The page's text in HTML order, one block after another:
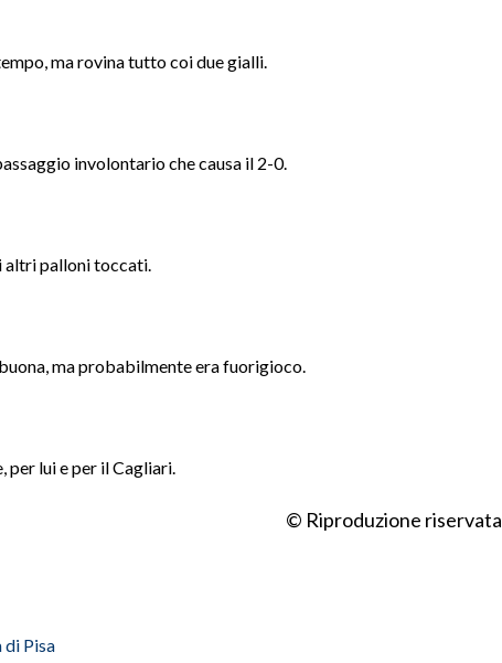
ma rovina tutto coi due gialli.
involontario che causa il 2-0.
altri palloni toccati.
ma probabilmente era fuorigioco.
per lui e per il Cagliari.
© Riproduzione riservata
di Pisa